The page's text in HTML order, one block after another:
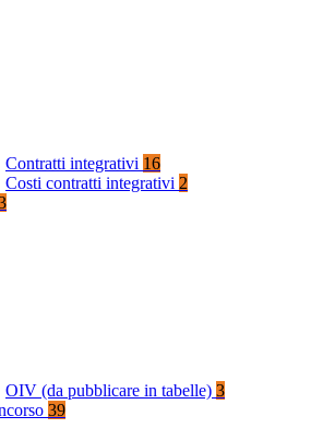
Contratti integrativi 16
Costi contratti integrativi 2
OIV (da pubblicare in tabelle) 3
39